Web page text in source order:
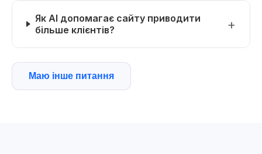
Як AI допомагає сайту приводити
більше клієнтів?
Маю інше питання